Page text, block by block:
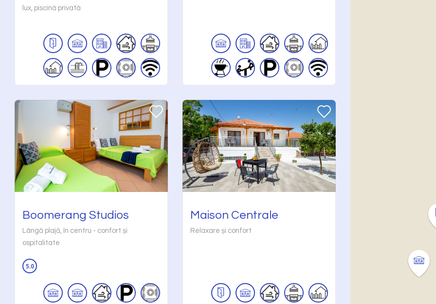
lux, piscină privată
Boomerang Studios
Lângă plajă, în centru - confort și
ospitalitate
5.0
Maison Centrale
Relaxare și confort